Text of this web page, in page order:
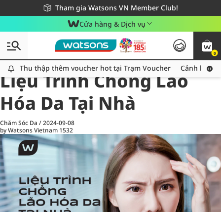
Tham gia Watsons VN Member Club!
Miễn phí giao hàng cho đơn hàng từ 249,000Đ
Giao hàng nhanh 24h - Áp dụng khu vực TP. Hồ Chí Minh
Cửa hàng & Dịch vụ
0
Thu thập thêm voucher hot tại Trạm Voucher
Thu thập thêm voucher hot tại Trạm Voucher Cảnh báo
All
Chăm Sóc Cá Nhân
Liệu Trình Chống Lão
Hóa Da Tại Nhà
Chăm Sóc Da /2024-09-08
by Watsons Vietnam 1532